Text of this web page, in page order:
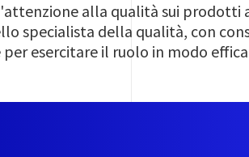
alla qualità sui prodotti
specialista della qualità, con
esercitare il ruolo in modo